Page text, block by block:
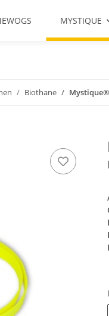
MYSTIQUE
Biothane